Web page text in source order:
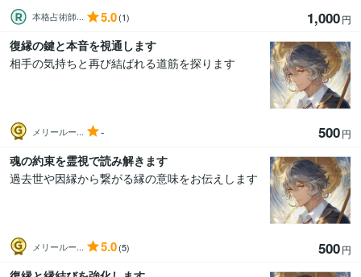
本格占術師... 5.0(1) 1,000円
復縁の鍵と本音を視通します
相手の気持ちと再び結ばれる道筋を探ります
メリールー... - 500円
魂の約束を霊視で読み解きます
過去世や因縁から繋がる縁の意味をお伝えします
メリールー... 5.0(5) 500円